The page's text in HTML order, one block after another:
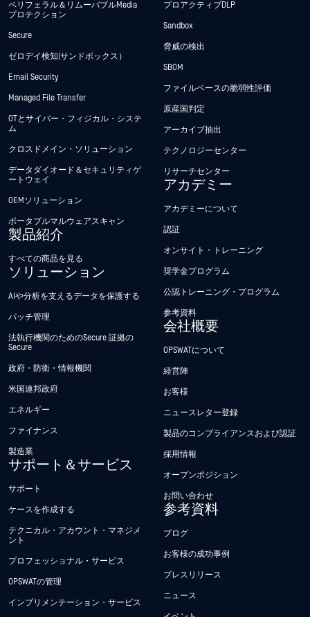
ペリフェラル＆リムーバブルMedia
プロテクション
Secure
ゼロデイ検知(サンドボックス）
Email Security
Managed File Transfer
OTとサイバー・フィジカル・システ
ム
クロスドメイン・ソリューション
データダイオード＆セキュリティゲ
ートウェイ
OEMソリューション
ポータブルマルウェアスキャン
製品紹介
すべての商品を見る
ソリューション
AIや分析を支えるデータを保護する
パッチ管理
法執行機関のためのSecure 証拠の
Secure
政府・防衛・情報機関
米国連邦政府
エネルギー
ファイナンス
製造業
サポート＆サービス
サポート
ケースを作成する
テクニカル・アカウント・マネジメ
ント
プロフェッショナル・サービス
OPSWATの管理
インプリメンテーション・サービス
プロアクティブDLP
Sandbox
脅威の検出
SBOM
ファイルベースの脆弱性評価
原産国判定
アーカイブ抽出
テクノロジーセンター
リサーチセンター
アカデミー
アカデミーについて
認証
オンサイト・トレーニング
奨学金プログラム
公認トレーニング・プログラム
参考資料
会社概要
OPSWATについて
経営陣
お客様
ニュースレター登録
製品のコンプライアンスおよび認証
採用情報
オープンポジション
お問い合わせ
参考資料
ブログ
お客様の成功事例
プレスリリース
ニュース